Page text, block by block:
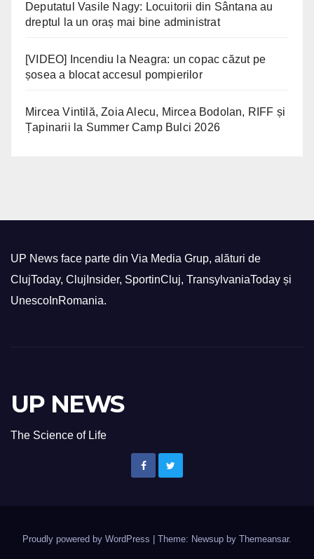
Deputatul Vasile Nagy: Locuitorii din Sântana au
dreptul la un oraș mai bine administrat
[VIDEO] Incendiu la Neagra: un copac căzut pe
șosea a blocat accesul pompierilor
Mircea Vintilă, Zoia Alecu, Mircea Bodolan, RIFF și
Țapinarii la Summer Camp Bulci 2026
UP News face parte din Via Media Grup, alături de
ClujToday, ClujInsider, SportinCluj, TransylvaniaToday și
UnescoInRomania.
UP NEWS
The Science of Life
Proudly powered by WordPress Theme: Newsup by Themeansar.